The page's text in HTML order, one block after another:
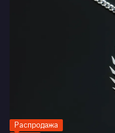
Распродажа